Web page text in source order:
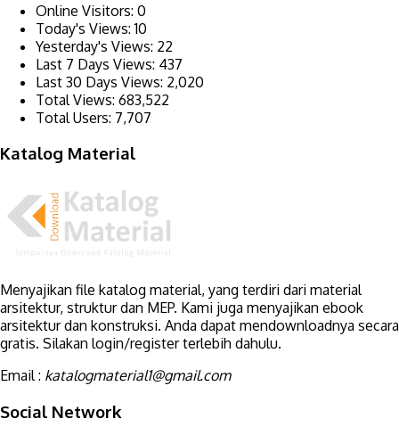
Online Visitors: 0
Today's Views:10
Yesterday's Views: 22
Last 7 Days Views: 437
Last 30 Days Views: 2,020
Total Views: 683,522
Total Users: 7,707
Katalog Material
Menyajikan file katalog material, yang terdiri dari material
arsitektur, struktur dan MEP. Kami juga menyajikan ebook
arsitektur dan konstruksi. Anda dapat mendownloadnya secara
gratis. Silakan login/register terlebih dahulu.
Email : katalogmaterial1@gmail.com
Social Network